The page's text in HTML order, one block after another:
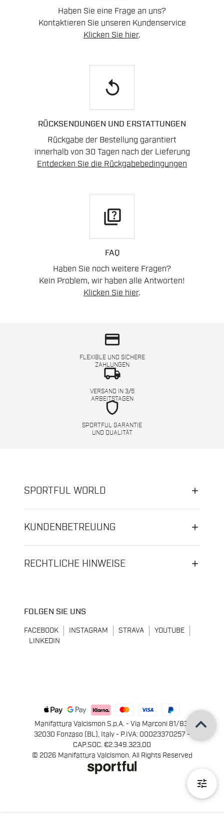
tune
Haben Sie eine Frage an uns?
Kontaktieren Sie unseren Kundenservice
Klicken Sie hier.
replay
RÜCKSENDUNGEN UND ERSTATTUNGEN
Rückgabe der Bestellung garantiert
innerhalb von 30 Tagen nach der Lieferung
Entdecken Sie die Rückgabebedingungen
quiz
FAQ
Haben Sie noch weitere Fragen?
Kein Problem, wir haben alle Antworten!
Klicken Sie hier.
credit_card
FLEXIBLE UND SICHERE
ZAHLUNGEN
local_shipping
VERSAND IN 3/5
ARBEITSTAGEN
shield
SPORTFUL GARANTIE
UND QUALITÄT
SPORTFUL WORLD
KUNDENBETREUUNG
RECHTLICHE HINWEISE
FOLGEN SIE UNS
FACEBOOK INSTAGRAM STRAVA
YOUTUBE
LINKEDIN
Manifattura Valcismon S.p.A. - Via Marconi 81/83,
32030 Fonzaso (BL), Italy - P.IVA: 00023370257 -
CAP.SOC. €2.349.323,00
© 2026 Manifattura Valcismon. All Rights Reserved
keyboard_arrow_up